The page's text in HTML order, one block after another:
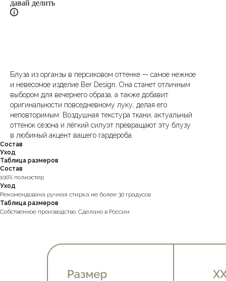
давай делить
Блуза из органзы в персиковом оттенке — самое нежное
и невесомое изделие Ber Design. Она станет отличным
выбором для вечернего образа, а также добавит
оригинальности повседневному луку, делая его
неповторимым. Воздушная текстура ткани, актуальный
оттенок сезона и лёгкий силуэт превращают эту блузу
в любимый акцент вашего гардероба.
Состав
Уход
Таблица размеров
Состав
100% полиэстер
Уход
Рекомендована ручная стирка не более 30 градусов
Таблица размеров
Собственное производство. Сделано в России.